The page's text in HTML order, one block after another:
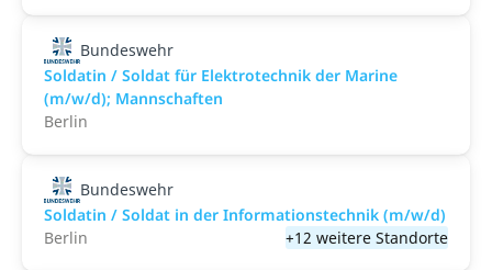
Bundeswehr
Soldatin / Soldat für Elektro­technik der Marine
(m/w/d); Mannschaften
Berlin
Bundeswehr
Soldatin / Soldat in der Infor­mations­technik (m/w/d)
Berlin
+12 weitere Standorte